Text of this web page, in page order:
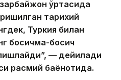
ўртасида
тарихий
Туркия билан
босқичма-босқич
— дейилади
расмий баёнотида.